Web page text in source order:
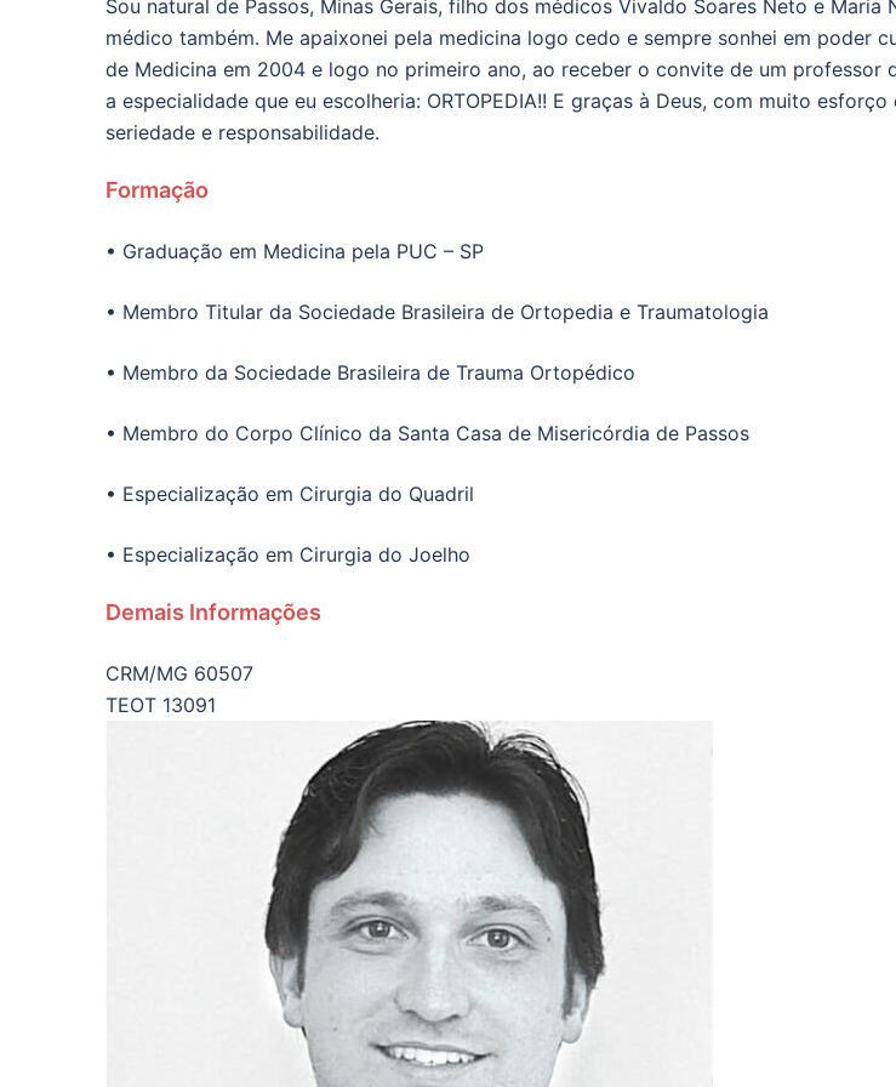
Sou natural de Passos, Minas Gerais, filho dos médicos Vivaldo Soares Neto e
médico também. Me apaixonei pela medicina logo cedo e sempre sonhei em poder
de Medicina em 2004 e logo no primeiro ano, ao receber o convite de um professor
a especialidade que eu escolheria: ORTOPEDIA!! E graças à Deus, com muito
seriedade e responsabilidade.
Formação
• Graduação em Medicina pela PUC – SP
• Membro Titular da Sociedade Brasileira de Ortopedia e Traumatologia
• Membro da Sociedade Brasileira de Trauma Ortopédico
• Membro do Corpo Clínico da Santa Casa de Misericórdia de Passos
• Especialização em Cirurgia do Quadril
• Especialização em Cirurgia do Joelho
Demais Informações
CRM/MG 60507
TEOT 13091